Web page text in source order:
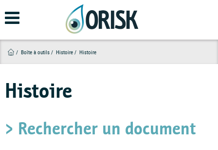
au
contenu
Boîte à outils Histoire Histoire
Histoire
> Rechercher un document